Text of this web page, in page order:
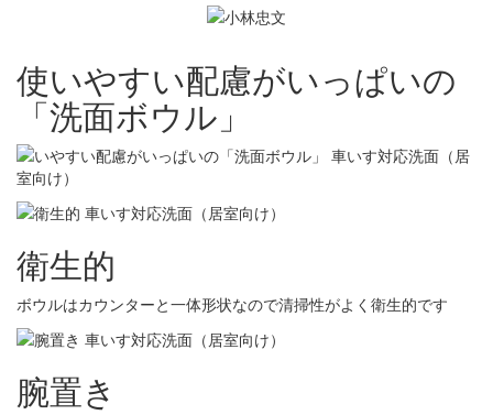
使いやすい配慮がいっぱいの
「洗面ボウル」
衛生的
ボウルはカウンターと一体形状なので清掃性がよく衛生的です
腕置き